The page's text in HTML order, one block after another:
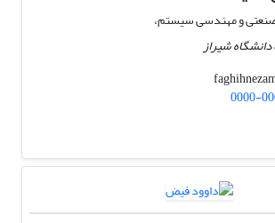
و مهندسی سیستم،
شیراز
0000-